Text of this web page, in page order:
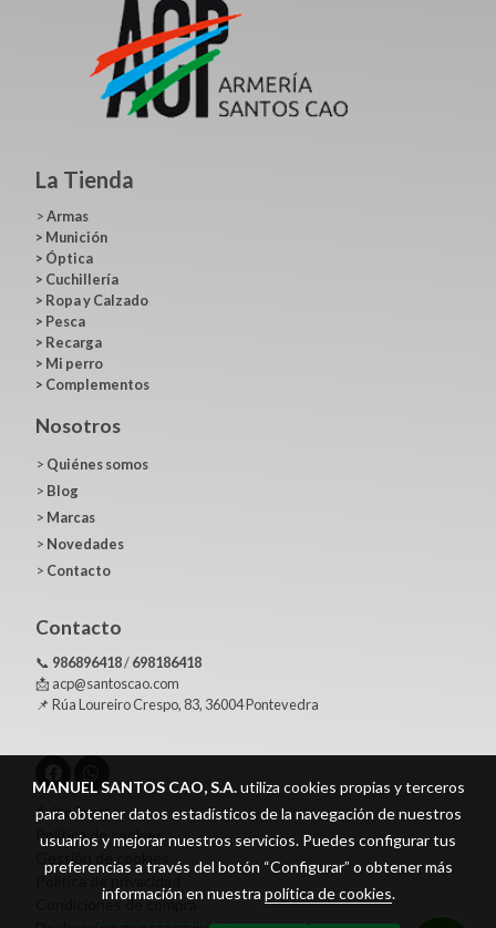
La Tienda
>Armas
> Munición
> Óptica
> Cuchillería
> Ropa y Calzado
> Pesca
> Recarga
> Mi perro
> Complementos
Nosotros
> Quiénes somos
> Blog
> Marcas
> Novedades
> Contacto
Contacto
📞 986896418/698186418
📩 acp@santoscao.com
📌 Rúa Loureiro Crespo, 83, 36004 Pontevedra
Aviso legal
Política de cookies
Gestión de cookies
Política de privacidad
Condiciones de compra
MANUEL SANTOS CAO, S.A.utiliza cookies propias y terceros
para obtener datos estadísticos de la navegación de nuestros
usuarios y mejorar nuestros servicios. Puedes configurar tus
preferencias a través del botón “Configurar” o obtener más
información en nuestra política de cookies.